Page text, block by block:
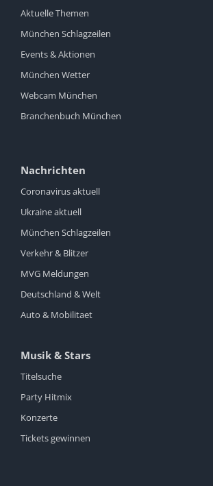
Aktuelle Themen
München Schlagzeilen
Events & Aktionen
München Wetter
Webcam München
Branchenbuch München
Nachrichten
Coronavirus aktuell
Ukraine aktuell
München Schlagzeilen
Verkehr & Blitzer
MVG Meldungen
Deutschland & Welt
Auto & Mobilitaet
Musik & Stars
Titelsuche
Party Hitmix
Konzerte
Tickets gewinnen